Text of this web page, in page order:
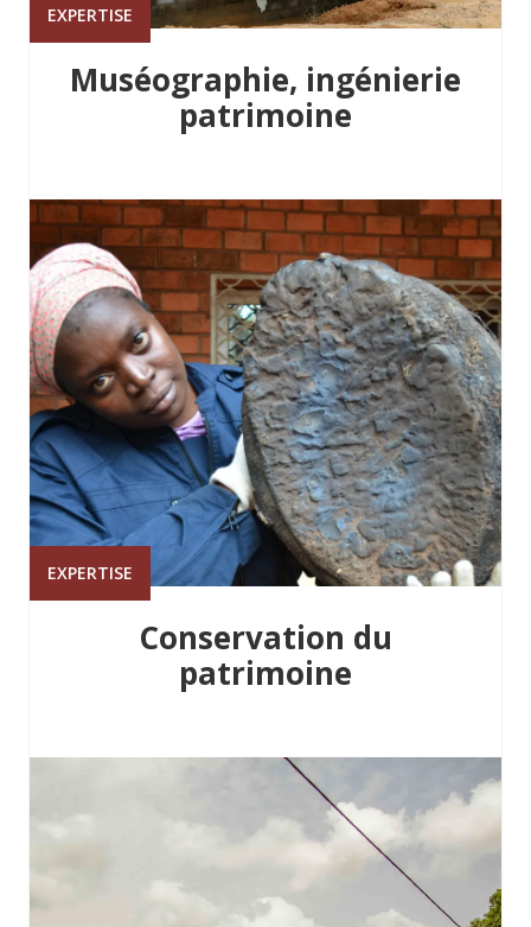
EXPERTISE
Muséographie, ingénierie
patrimoine
EXPERTISE
Conservation du
patrimoine